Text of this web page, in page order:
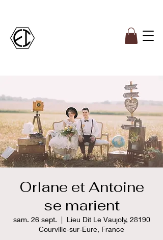
Orlane et Antoine
se marient
sam. 26 sept.
  |
Lieu Dit Le Vaujoly, 28190
Courville-sur-Eure, France